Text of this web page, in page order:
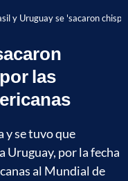
y Uruguay se 'sacaron
las
y se tuvo que
Uruguay, por la fecha
al Mundial de